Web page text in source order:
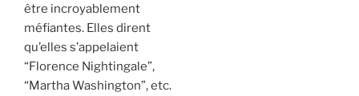
être incroyablement
méfiantes. Elles dirent
qu’elles s’appelaient
“Florence Nightingale”,
“Martha Washington”, etc.